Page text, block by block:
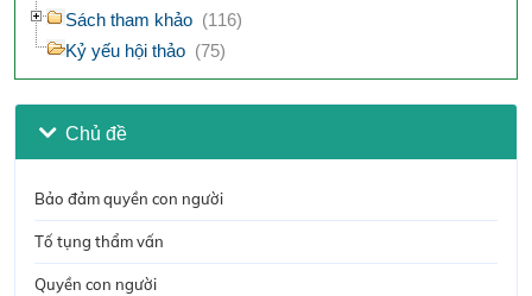
Sách tham khảo (116)
Kỷ yếu hội thảo (75)
Chủ đề
Bảo đảm quyền con người
Tố tụng thẩm vấn
Quyền con người